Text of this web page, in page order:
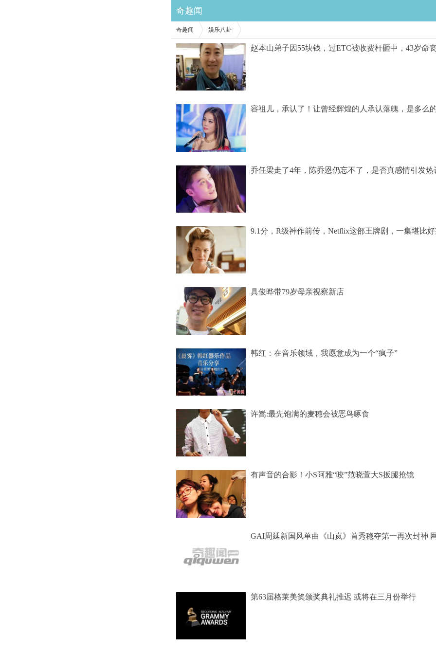
奇趣闻
奇趣闻 娱乐八卦
赵本山弟子因55块钱，过ETC被收费杆砸中，43岁命
容祖儿，承认了！让曾经辉煌的人承认落魄，是多么
乔任梁走了4年，陈乔恩仍忘不了，是否真感情引发热
9.1分，R级神作前传，Netflix这部王牌剧，一集堪比
具俊晔带79岁母亲视察新店
韩红：在音乐领域，我愿意成为一个“疯子”
许嵩:最先饱满的麦穗会被恶鸟啄食
有声音的合影！小S阿雅“咬”范晓萱大S扳腿抢镜
GAI周延新国风单曲《山岚》首秀稳夺第一再次封神
第63届格莱美奖颁奖典礼推迟 或将在三月份举行